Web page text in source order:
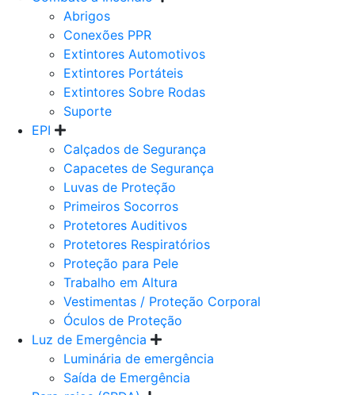
Abrigos
Conexões PPR
Extintores Automotivos
Extintores Portáteis
Extintores Sobre Rodas
Suporte
EPI
Calçados de Segurança
Capacetes de Segurança
Luvas de Proteção
Primeiros Socorros
Protetores Auditivos
Protetores Respiratórios
Proteção para Pele
Trabalho em Altura
Vestimentas / Proteção Corporal
Óculos de Proteção
Luz de Emergência
Luminária de emergência
Saída de Emergência